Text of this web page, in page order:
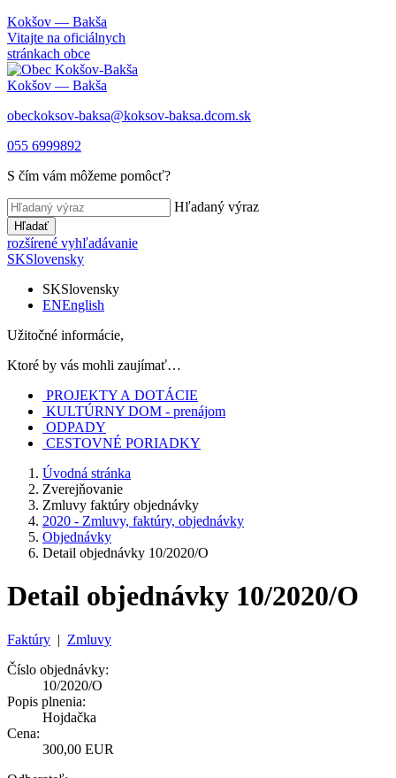
Kokšov — Bakša
Vitajte na oficiálnych
stránkach obce
Kokšov — Bakša
obeckoksov-baksa@koksov-baksa.dcom.sk
055 6999892
S čím vám môžeme pomôcť?
Hľadaný výraz
Hľadať
rozšírené vyhľadávanie
SKSlovensky
SKSlovensky
ENEnglish
Užitočné informácie,
Ktoré by vás mohli zaujímať…
PROJEKTY A DOTÁCIE
KULTÚRNY DOM - prenájom
ODPADY
CESTOVNÉ PORIADKY
Úvodná stránka
Zverejňovanie
Zmluvy faktúry objednávky
2020 - Zmluvy, faktúry, objednávky
Objednávky
Detail objednávky 10/2020/O
Detail objednávky 10/2020/O
Faktúry | Zmluvy
Číslo objednávky:
10/2020/O
Popis plnenia:
Hojdačka
Cena:
300,00 EUR